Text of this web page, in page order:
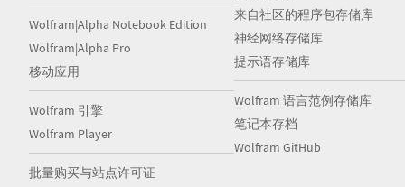
Wolfram|Alpha Notebook Edition
Wolfram|Alpha Pro
移动应用
Wolfram 引擎
Wolfram Player
批量购买与站点许可证
来自社区的程序包存储库
神经网络存储库
提示语存储库
Wolfram 语言范例存储库
笔记本存档
Wolfram GitHub